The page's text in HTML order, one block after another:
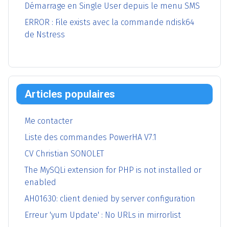
Démarrage en Single User depuis le menu SMS
ERROR : File exists avec la commande ndisk64
de Nstress
Articles populaires
Me contacter
Liste des commandes PowerHA V7.1
CV Christian SONOLET
The MySQLi extension for PHP is not installed or
enabled
AH01630: client denied by server configuration
Erreur 'yum Update' : No URLs in mirrorlist